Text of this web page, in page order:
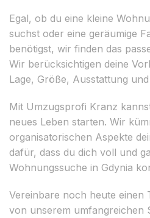
Egal, ob du eine kleine
suchst oder eine geräumige
benötigst, wir finden das
Wir berücksichtigen deine
Lage, Größe, Ausstattung
Mit Umzugsprofi Kranz
neues Leben starten. Wir
organisatorischen Aspekte
dafür, dass du dich voll und
Wohnungssuche in Gdynia
Vereinbare noch heute einen
von unserem umfangreichen